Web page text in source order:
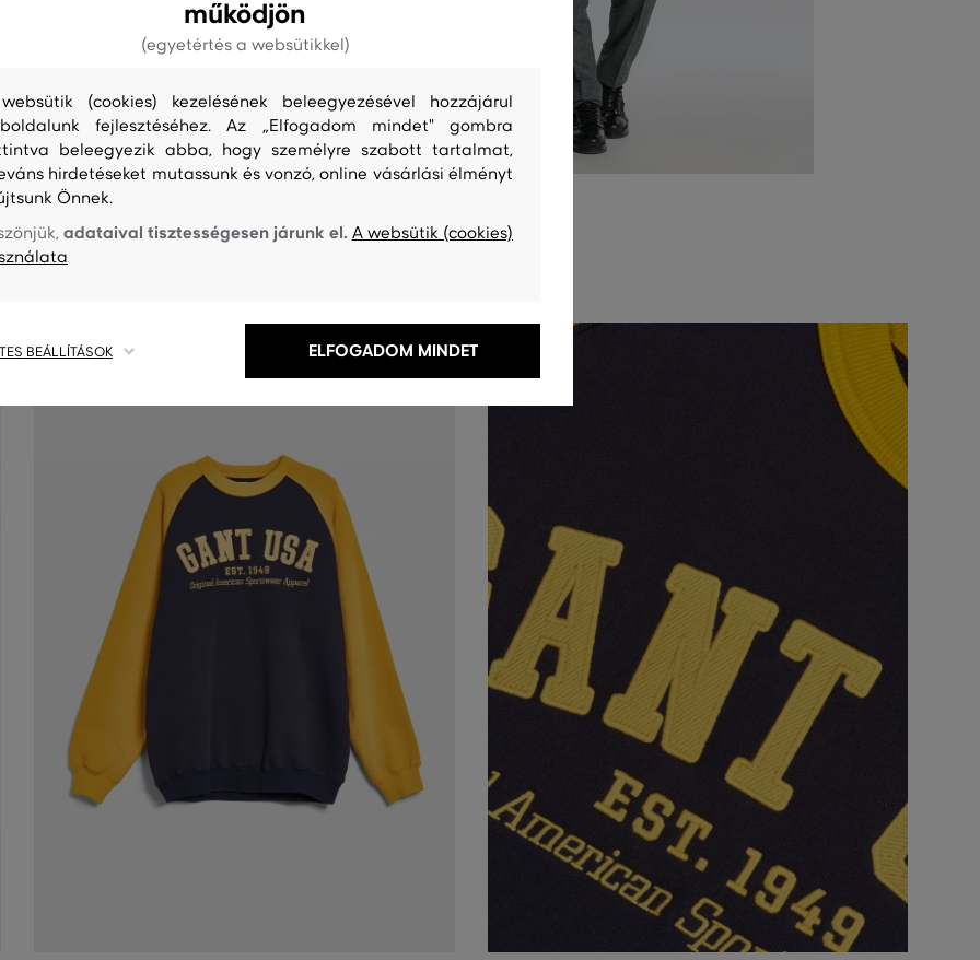
TISZTÍTÁS
működjön
(egyetértés a websütikkel)
(cookies) kezelésének beleegyezésével hozzájárul
fejlesztéséhez. Az „Elfogadom mindet" gombra
beleegyezik abba, hogy személyre szabott tartalmat,
hirdetéseket mutassunk és vonzó, online vásárlási élményt
Önnek.
adataival tisztességesen járunk el. A websütik (cookies)
BEÁLLÍTÁSOK ELFOGADOM MINDET